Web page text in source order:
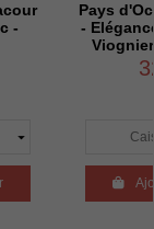
Pays d'Oc - Olivier
- Elégance -
Viognier - Blanc -
Ajouter au